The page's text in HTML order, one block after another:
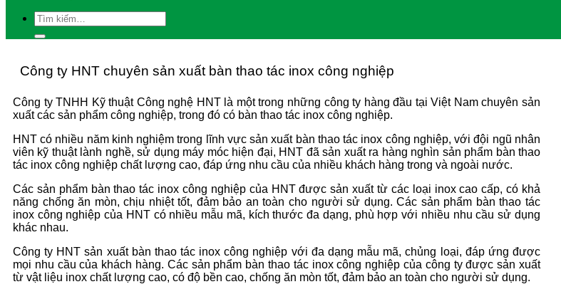
Công ty HNT chuyên sản xuất bàn thao tác inox công nghiệp
Công ty TNHH Kỹ thuật Công nghệ HNT là một trong những công ty hàng đầu tại Việt Nam chuyên sản
xuất các sản phẩm công nghiệp, trong đó có bàn thao tác inox công nghiệp.
HNT có nhiều năm kinh nghiệm trong lĩnh vực sản xuất bàn thao tác inox công nghiệp, với đội ngũ nhân
viên kỹ thuật lành nghề, sử dụng máy móc hiện đại, HNT đã sản xuất ra hàng nghìn sản phẩm bàn thao
tác inox công nghiệp chất lượng cao, đáp ứng nhu cầu của nhiều khách hàng trong và ngoài nước.
Các sản phẩm bàn thao tác inox công nghiệp của HNT được sản xuất từ các loại inox cao cấp, có khả
năng chống ăn mòn, chịu nhiệt tốt, đảm bảo an toàn cho người sử dụng. Các sản phẩm bàn thao tác
inox công nghiệp của HNT có nhiều mẫu mã, kích thước đa dạng, phù hợp với nhiều nhu cầu sử dụng
khác nhau.
Công ty HNT sản xuất bàn thao tác inox công nghiệp với đa dạng mẫu mã, chủng loại, đáp ứng được
mọi nhu cầu của khách hàng. Các sản phẩm bàn thao tác inox công nghiệp của công ty được sản xuất
từ vật liệu inox chất lượng cao, có độ bền cao, chống ăn mòn tốt, đảm bảo an toàn cho người sử dụng.